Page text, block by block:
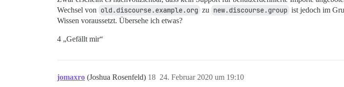
Wechsel von old.discourse.example.org zu new.discourse.group ist jedoch im
Wissen voraussetzt. Übersehe ich etwas?
4 „Gefällt mir“
jomaxro (Joshua Rosenfeld) 24. Februar 2020 um 19:10
18